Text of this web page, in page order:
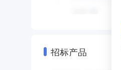
招标产品